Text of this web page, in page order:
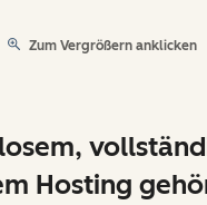
Zum Vergrößern anklicken
Hosting